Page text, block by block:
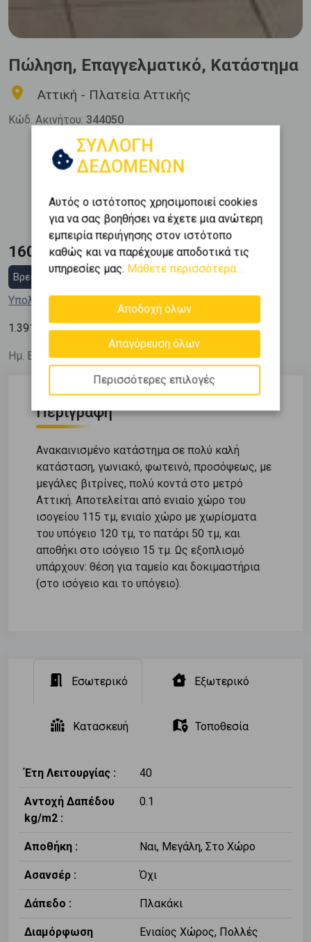
Πώληση, Επαγγελματικό, Κατάστημα
Αττική - Πλατεία Αττικής
Κώδ. Ακινήτου: 344050
Μπάνια
1
0 (Ισόγειο)
Εμβαδόν
115 m 2
Κατασκευή
1970
160.000 €
Βρες στεγαστικό δάνειο
Υπολόγισε τη δόση μου
1.391 € / m2
Ημ. Ενημέρωσης: 09/07/26
Περιγραφή
Ανακαινισμένο κατάστημα σε πολύ καλή
κατάσταση, γωνιακό, φωτεινό, προσόψεως, με
μεγάλες βιτρίνες, πολύ κοντά στο μετρό
Αττική. Αποτελείται από ενιαίο χώρο του
ισογείου 115 τμ, ενιαίο χώρο με χωρίσματα
του υπόγειο 120 τμ, το πατάρι 50 τμ, και
αποθήκι στο ισόγειο 15 τμ. Ως εξοπλισμό
υπάρχουν: θέση για ταμείο και δοκιμαστήρια
(στο ισόγειο και το υπόγειο).
Εσωτερικό Εξωτερικό
Κατασκευή Τοποθεσία
Έτη Λειτουργίας : 40
Αντοχή Δαπέδου
kg/m2 :
0.1
Αποθήκη : Ναι, Μεγάλη, Στο Χώρο
Ασανσέρ : Όχι
Δάπεδο : Πλακάκι
Διαμόρφωση
Ενιαίος Χώρος, Πολλές
ΣΥΛΛΟΓΗ
ΔΕΔΟΜΕΝΩΝ
Αυτός ο ιστότοπος χρησιμοποιεί cookies
για να σας βοηθήσει να έχετε μια ανώτερη
εμπειρία περιήγησης στον ιστότοπο
καθώς και να παρέχουμε αποδοτικά τις
υπηρεσίες μας. Μάθετε περισσότερα...
Αποδοχή όλων
Απαγόρευση όλων
Περισσότερες επιλογές